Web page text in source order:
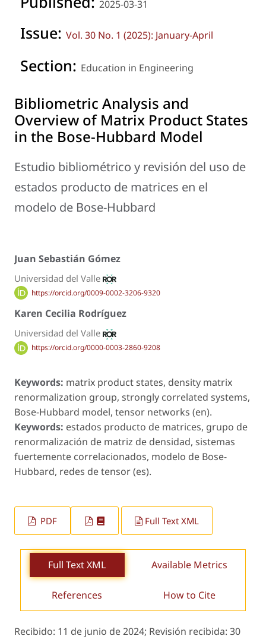
2025-03-31
Issue: Vol. 30 No. 1 (2025): January-April
Section: Education in Engineering
Bibliometric Analysis and
Overview of Matrix Product States
in the Bose-Hubbard Model
Estudio bibliométrico y revisión del uso de
estados producto de matrices en el
modelo de Bose-Hubbard
Juan Sebastián Gómez
Universidad del Valle
https://orcid.org/0009-0002-3206-9320
Karen Cecilia Rodríguez
Universidad del Valle
https://orcid.org/0000-0003-2860-9208
Keywords: matrix product states, density matrix
renormalization group, strongly correlated systems,
Bose-Hubbard model, tensor networks (en).
Keywords: estados producto de matrices, grupo de
renormalización de matriz de densidad, sistemas
fuertemente correlacionados, modelo de Bose-
Hubbard, redes de tensor (es).
PDF Full Text XML
Full Text XML Available Metrics
References How to Cite
Recibido: 11 de junio de 2024; Revisión recibida: 30